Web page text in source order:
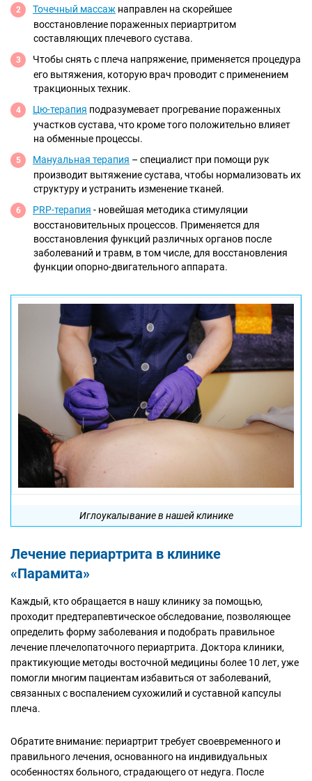
Точечный массаж направлен на скорейшее
восстановление пораженных периартритом
составляющих плечевого сустава.
Чтобы снять с плеча напряжение, применяется процедура
его вытяжения, которую врач проводит с применением
тракционных техник.
Цю-терапия подразумевает прогревание пораженных
участков сустава, что кроме того положительно влияет
на обменные процессы.
Мануальная терапия – специалист при помощи рук
производит вытяжение сустава, чтобы нормализовать их
структуру и устранить изменение тканей.
PRP-терапия - новейшая методика стимуляции
восстановительных процессов. Применяется для
восстановления функций различных органов после
заболеваний и травм, в том числе, для восстановления
функции опорно-двигательного аппарата.
Иглоукалывание в нашей клинике
Лечение периартрита в клинике
«Парамита»
Каждый, кто обращается в нашу клинику за помощью,
проходит предтерапевтическое обследование, позволяющее
определить форму заболевания и подобрать правильное
лечение плечелопаточного периартрита. Доктора клиники,
практикующие методы восточной медицины более 10 лет, уже
помогли многим пациентам избавиться от заболеваний,
связанных с воспалением сухожилий и суставной капсулы
плеча.
Обратите внимание: периартрит требует своевременного и
правильного лечения, основанного на индивидуальных
особенностях больного, страдающего от недуга. После